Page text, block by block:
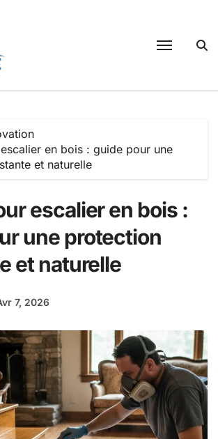
en bois : guide pour une
et naturelle
escalier en bois :
une protection
et naturelle
7, 2026